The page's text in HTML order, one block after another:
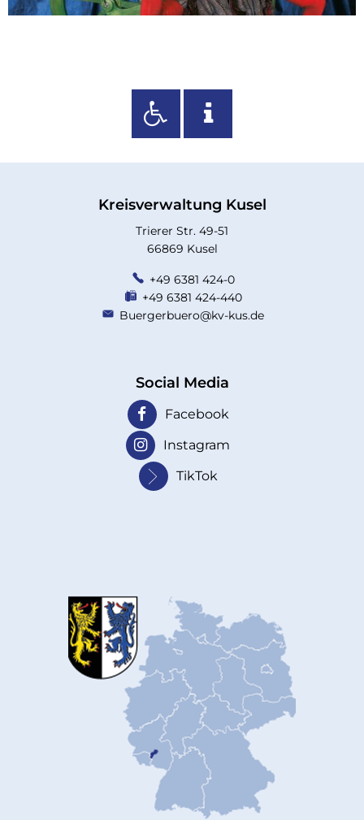
Kreisverwaltung Kusel
Trierer Str. 49-51
66869 Kusel
+49 6381 424-0
+49 6381 424-440
Buergerbuero@kv-kus.de
Social Media
Facebook
Instagram
TikTok